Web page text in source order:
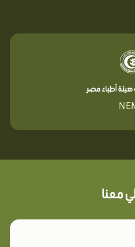
هيئة أطباء مصر
معنا